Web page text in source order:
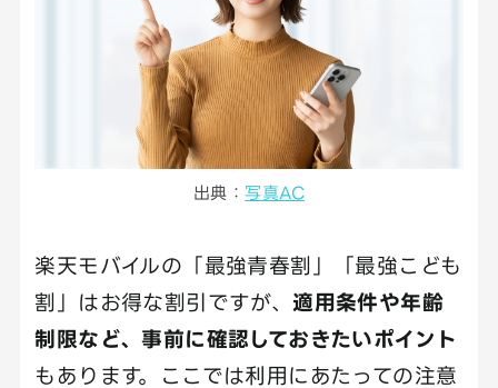
出典：写真AC
楽天モバイルの「最強青春割」「最強こども
割」はお得な割引ですが、 適用条件や年齢
制限など、事前に確認しておきたいポイント
もあります。ここでは利用にあたっての注意